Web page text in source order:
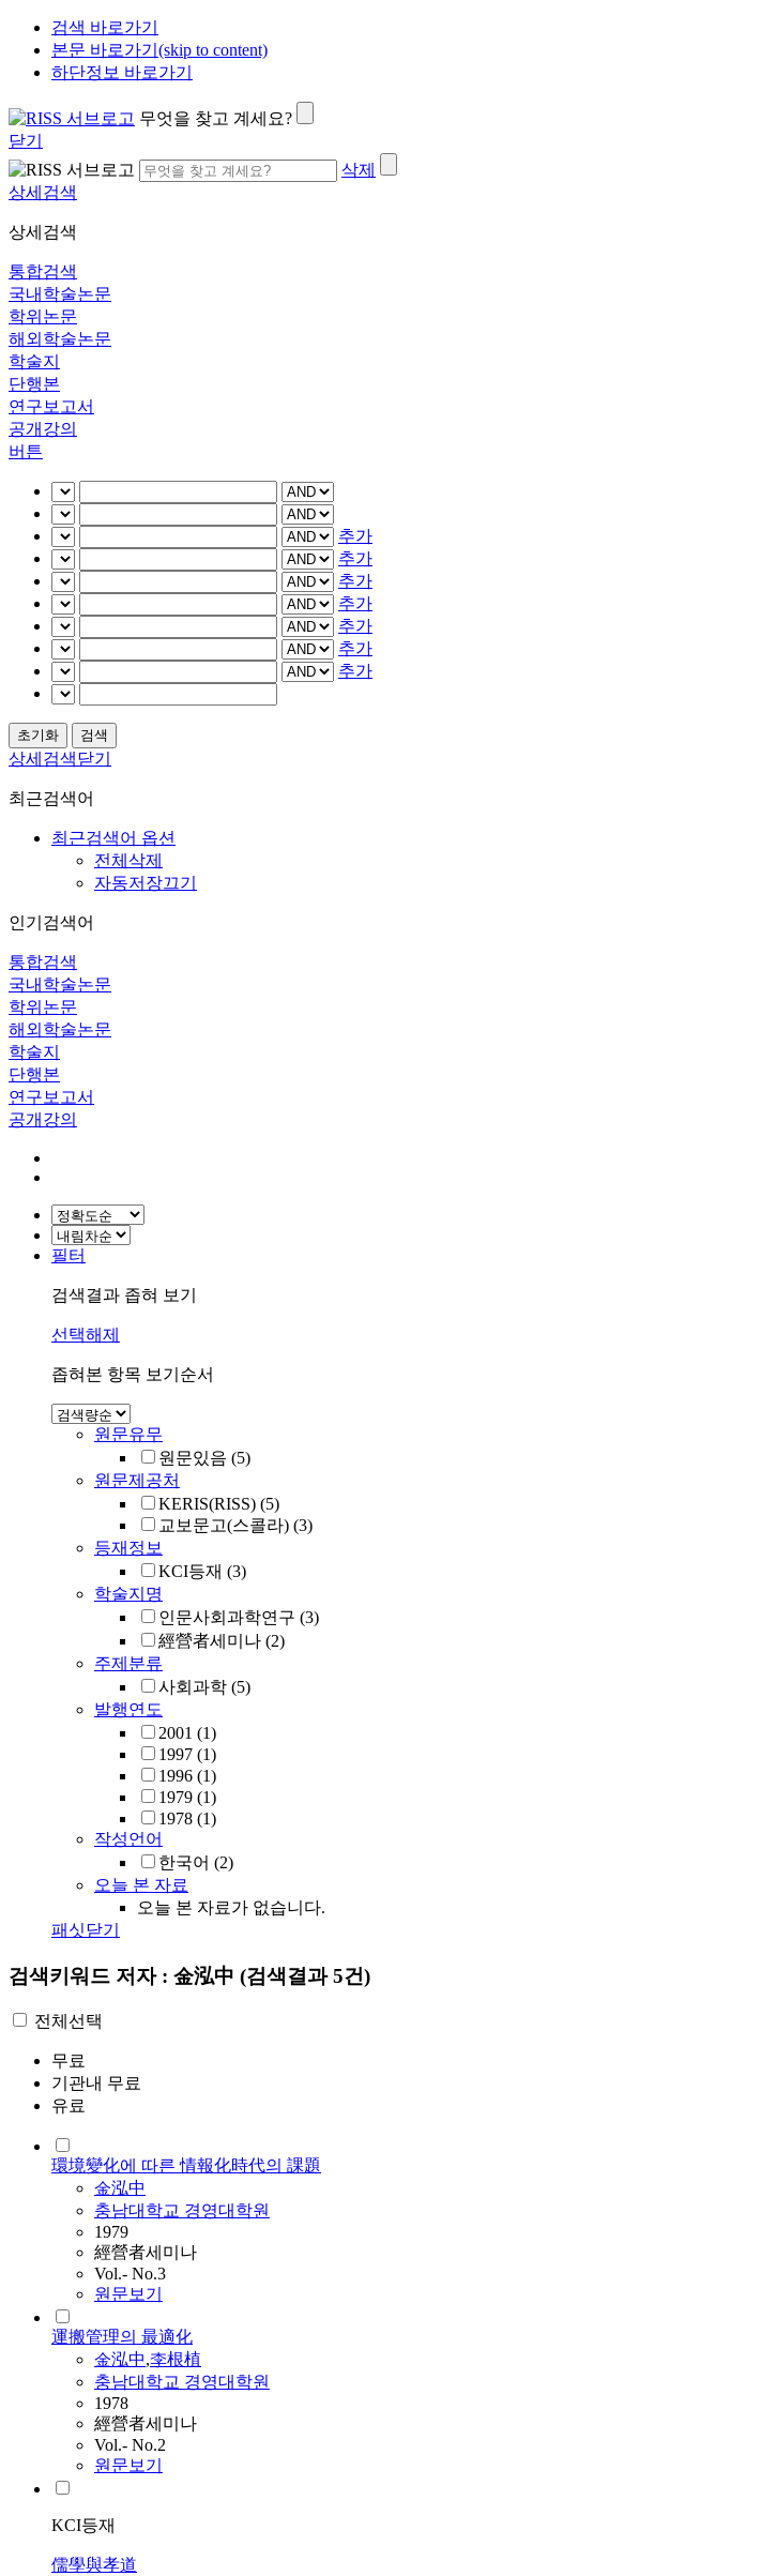
검색 바로가기
본문 바로가기(skip to content)
하단정보 바로가기
무엇을 찾고 계세요?
닫기
삭제
상세검색
상세검색
통합검색
국내학술논문
학위논문
해외학술논문
학술지
단행본
연구보고서
공개강의
버튼
추가
추가
추가
추가
추가
추가
추가
상세검색닫기
최근검색어
최근검색어 옵션
전체삭제
자동저장끄기
인기검색어
통합검색
국내학술논문
학위논문
해외학술논문
학술지
단행본
연구보고서
공개강의
필터
검색결과 좁혀 보기
선택해제
좁혀본 항목 보기순서
원문유무
원문있음 (5)
원문제공처
KERIS(RISS) (5)
교보문고(스콜라) (3)
등재정보
KCI등재 (3)
학술지명
인문사회과학연구 (3)
經營者세미나 (2)
주제분류
사회과학 (5)
발행연도
2001 (1)
1997 (1)
1996 (1)
1979 (1)
1978 (1)
작성언어
한국어 (2)
오늘 본 자료
오늘 본 자료가 없습니다.
패싯닫기
검색키워드 저자 : 金泓中 (검색결과 5건)
전체선택
무료
기관내 무료
유료
環境變化에 따른 情報化時代의 課題
金泓中
충남대학교 경영대학원
1979
經營者세미나
Vol.- No.3
원문보기
運搬管理의 最適化
金泓中,李根植
충남대학교 경영대학원
1978
經營者세미나
Vol.- No.2
원문보기
KCI등재
儒學與孝道